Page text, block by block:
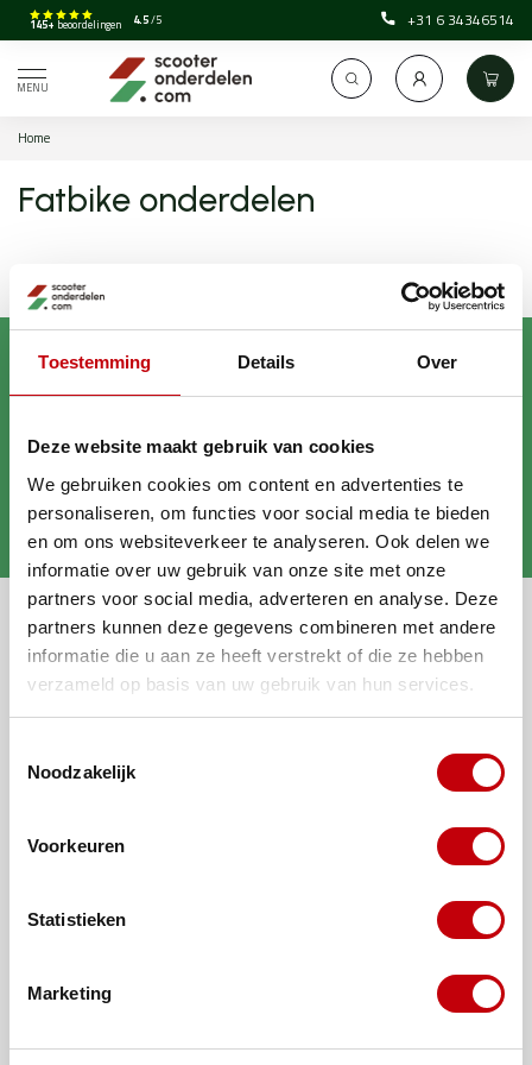
Toestemming Details Over
Deze website maakt gebruik van cookies
We gebruiken cookies om content en advertenties te
personaliseren, om functies voor social media te bieden
en om ons websiteverkeer te analyseren. Ook delen we
informatie over uw gebruik van onze site met onze
partners voor social media, adverteren en analyse. Deze
partners kunnen deze gegevens combineren met andere
informatie die u aan ze heeft verstrekt of die ze hebben
verzameld op basis van uw gebruik van hun services.
Noodzakelijk
Voorkeuren
Statistieken
Marketing
145+ beoordelingen 4.5/5 +31 6 34346514
MENU
Home
Fatbike onderdelen
Brengt jouw scooter in
topconditie
Alle categorieën
Mijn account
Populaire categorieën
Populaire merken
Blijf op de hoogte over onze laatste acties